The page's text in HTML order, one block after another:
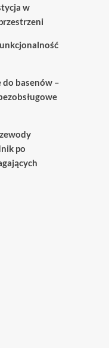
w
basenów –
po